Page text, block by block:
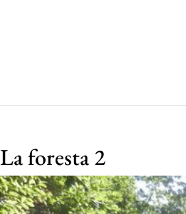
La foresta 2